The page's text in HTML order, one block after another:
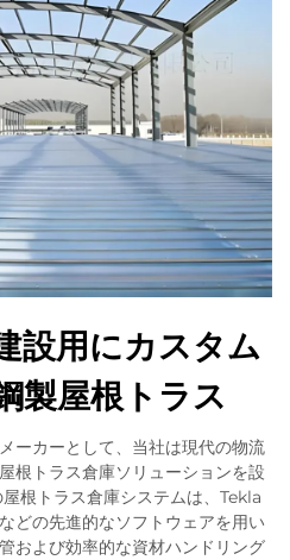
設用にカスタム
製屋根トラス
ーカーとして、当社は現代の物流
根トラス倉庫ソリューションを設
根トラス倉庫システムは、Tekla
の先進的なソフトウェアを用い
および効率的な資材ハンドリング